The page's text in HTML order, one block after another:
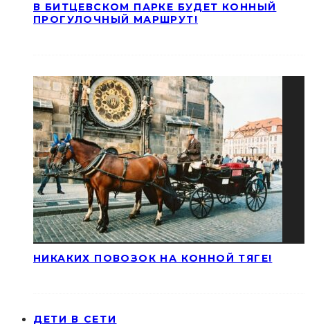
В БИТЦЕВСКОМ ПАРКЕ БУДЕТ КОННЫЙ
ПРОГУЛОЧНЫЙ МАРШРУТ!
НИКАКИХ ПОВОЗОК НА КОННОЙ ТЯГЕ!
ДЕТИ В СЕТИ